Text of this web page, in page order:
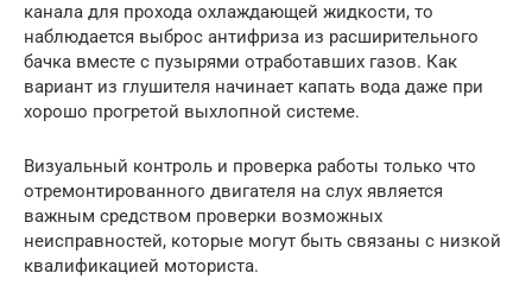
канала для прохода охлаждающей жидкости, то
наблюдается выброс антифриза из расширительного
бачка вместе с пузырями отработавших газов. Как
вариант из глушителя начинает капать вода даже при
хорошо прогретой выхлопной системе.
Визуальный контроль и проверка работы только что
отремонтированного двигателя на слух является
важным средством проверки возможных
неисправностей, которые могут быть связаны с низкой
квалификацией моториста.